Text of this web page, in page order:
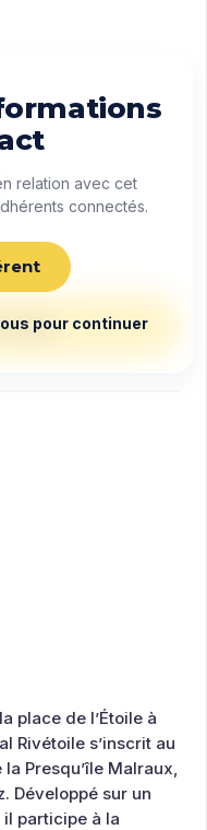
place de l’Étoile à
Rivétoile s’inscrit au
Presqu’île Malraux,
Développé sur un
participe à la
relation avec cet
connectés.
pour continuer